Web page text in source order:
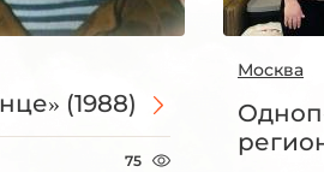
(1988)
75
Москва